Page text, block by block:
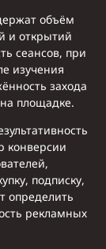
объём
и открытий
сеансов, при
изучения
захода
площадке.
конверсии
подписку,
определить
рекламных